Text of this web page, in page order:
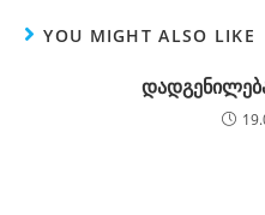
YOU MIGHT ALSO LIKE